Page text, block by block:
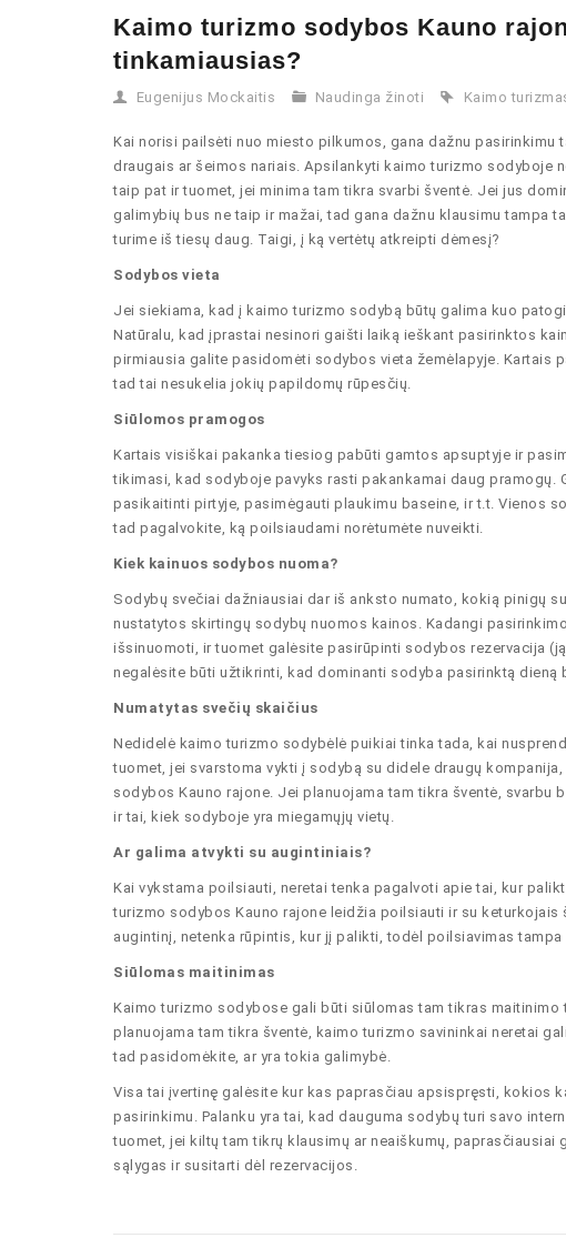
Kaimo turizmo sodybos Kauno
tinkamiausias?
Eugenijus Mockaitis Naudinga žinoti Kaimo
Kai norisi pailsėti nuo miesto pilkumos, gana dažnu
draugais ar šeimos nariais. Apsilankyti kaimo turizmo sodyboje
taip pat ir tuomet, jei minima tam tikra svarbi šventė. Jei jus
galimybių bus ne taip ir mažai, tad gana dažnu klausimu tampa
turime iš tiesų daug. Taigi, į ką vertėtų atkreipti dėmesį?
Sodybos vieta
Jei siekiama, kad į kaimo turizmo sodybą būtų galima kuo
Natūralu, kad įprastai nesinori gaišti laiką ieškant pasirinktos
pirmiausia galite pasidomėti sodybos vieta žemėlapyje. Kartais
tad tai nesukelia jokių papildomų rūpesčių.
Siūlomos pramogos
Kartais visiškai pakanka tiesiog pabūti gamtos apsuptyje ir
tikimasi, kad sodyboje pavyks rasti pakankamai daug
pasikaitinti pirtyje, pasimėgauti plaukimu baseine, ir t.t. Vienos
tad pagalvokite, ką poilsiaudami norėtumėte nuveikti.
Kiek kainuos sodybos nuoma?
Sodybų svečiai dažniausiai dar iš anksto numato, kokią pinigų
nustatytos skirtingų sodybų nuomos kainos. Kadangi
išsinuomoti, ir tuomet galėsite pasirūpinti sodybos rezervacija
negalėsite būti užtikrinti, kad dominanti sodyba pasirinktą dieną
Numatytas svečių skaičius
Nedidelė kaimo turizmo sodybėlė puikiai tinka tada, kai
tuomet, jei svarstoma vykti į sodybą su didele draugų
sodybos Kauno rajone. Jei planuojama tam tikra šventė,
ir tai, kiek sodyboje yra miegamųjų vietų.
Ar galima atvykti su augintiniais?
Kai vykstama poilsiauti, neretai tenka pagalvoti apie tai, kur
turizmo sodybos Kauno rajone leidžia poilsiauti ir su
augintinį, netenka rūpintis, kur jį palikti, todėl poilsiavimas
Siūlomas maitinimas
Kaimo turizmo sodybose gali būti siūlomas tam tikras
planuojama tam tikra šventė, kaimo turizmo savininkai neretai
tad pasidomėkite, ar yra tokia galimybė.
Visa tai įvertinę galėsite kur kas paprasčiau apsispręsti, kokios
pasirinkimu. Palanku yra tai, kad dauguma sodybų turi savo
tuomet, jei kiltų tam tikrų klausimų ar neaiškumų,
sąlygas ir susitarti dėl rezervacijos.